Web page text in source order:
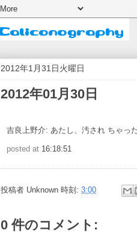
2012年1月31日火曜日
2012年01月30日
吉良上野介: あたし、汚され ちゃ
posted at 16:18:51
投稿者 Unknown 時刻: 3:00
0 件のコメント: